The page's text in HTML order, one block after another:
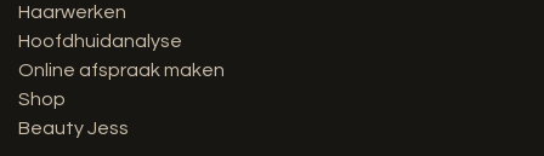
Haarwerken
Hoofdhuidanalyse
Online afspraak maken
Shop
Beauty Jess